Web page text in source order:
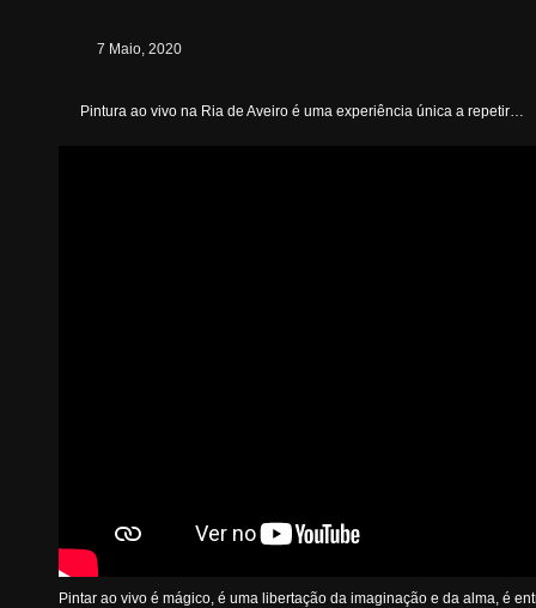
7 Maio, 2020
Pintura ao vivo na Ria de Aveiro é uma experiência única a repetir…
Pintar ao vivo é mágico, é uma libertação da imaginação e da alma, é